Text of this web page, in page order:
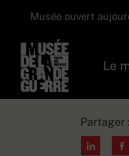
Musée ouvert
Le
Partager :